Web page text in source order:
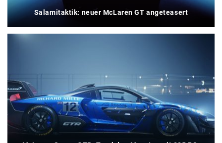
Salamitaktik: neuer McLaren GT angeteasert